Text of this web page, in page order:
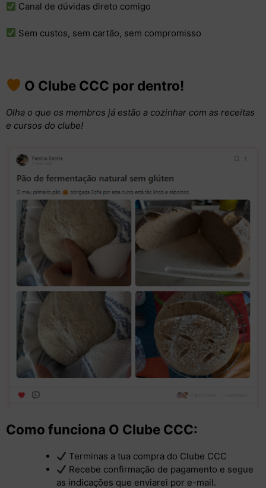
Canal de dúvidas direto comigo
Sem custos, sem cartão, sem compromisso
O Clube CCC por dentro!
Olha o que os membros já estão a cozinhar com as receitas
e cursos do clube!
Como funciona O Clube CCC:
Terminas a tua compra do Clube CCC
Recebe confirmação de pagamento e segue
as indicações que enviarei por e-mail.